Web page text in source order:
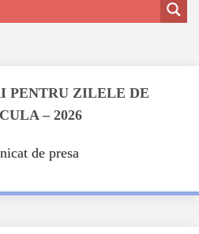
PENTRU ZILELE DE
– 2026
de presa